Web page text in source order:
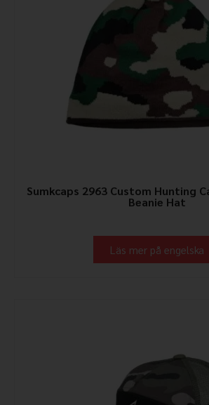
Sumkcaps 2963 Custom Hunting
Beanie Hat
Läs mer på engelska